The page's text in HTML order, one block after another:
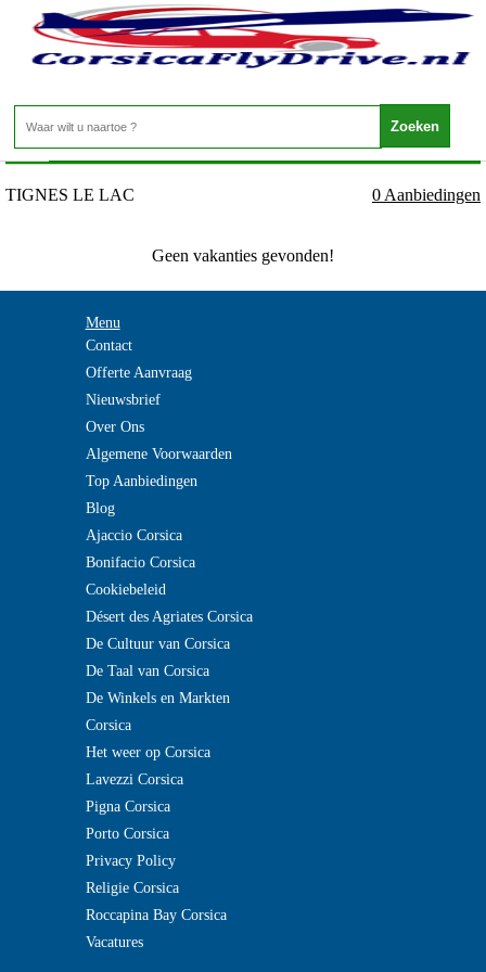
Frankrijk - FRANSE ALPEN - TIGNES LE LAC
Home>
TIGNES LE LAC 0 Aanbiedingen
Geen vakanties gevonden!
Menu
Contact
Offerte Aanvraag
Nieuwsbrief
Over Ons
Algemene Voorwaarden
Top Aanbiedingen
Blog
Ajaccio Corsica
Bonifacio Corsica
Cookiebeleid
Désert des Agriates Corsica
De Cultuur van Corsica
De Taal van Corsica
De Winkels en Markten
Corsica
Het weer op Corsica
Lavezzi Corsica
Pigna Corsica
Porto Corsica
Privacy Policy
Religie Corsica
Roccapina Bay Corsica
Vacatures